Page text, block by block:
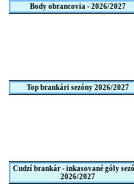
Body obrancovia - 2026/2027
Top brankári sezóny 2026/2027
Cudzí brankár - inkasované góly
2026/2027